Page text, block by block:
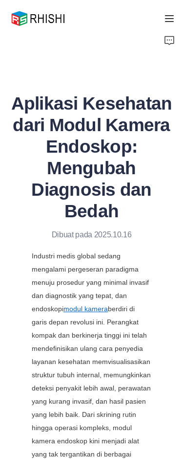
Aplikasi Kesehatan
dari Modul Kamera
Endoskop:
Mengubah
Diagnosis dan
Bedah
Dibuat pada 2025.10.16
Industri medis global sedang
mengalami pergeseran paradigma
menuju prosedur yang minimal invasif
dan diagnostik yang tepat, dan
endoskopimodul kameraberdiri di
garis depan revolusi ini. Perangkat
kompak dan berkinerja tinggi ini telah
mendefinisikan ulang cara penyedia
layanan kesehatan memvisualisasikan
struktur tubuh internal, memungkinkan
deteksi penyakit lebih awal, perawatan
yang kurang invasif, dan hasil pasien
yang lebih baik. Dari skrining rutin
hingga operasi kompleks, modul
kamera endoskop kini menjadi alat
yang tak tergantikan di berbagai
About Us
News